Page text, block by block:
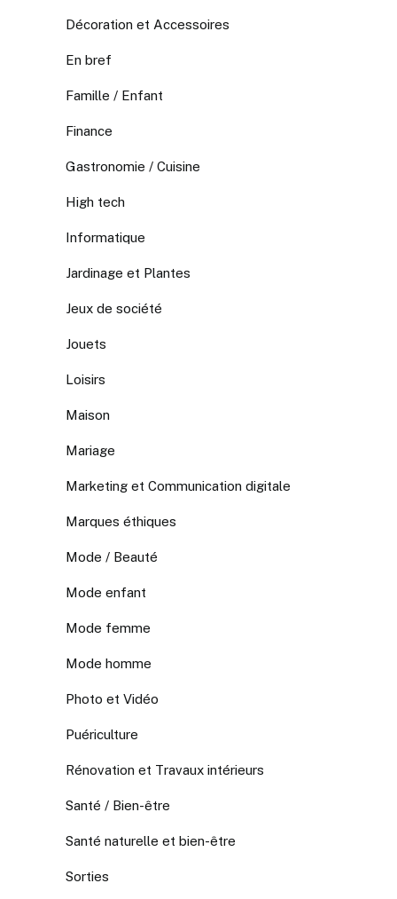
Décoration et Accessoires
En bref
Famille / Enfant
Finance
Gastronomie / Cuisine
High tech
Informatique
Jardinage et Plantes
Jeux de société
Jouets
Loisirs
Maison
Mariage
Marketing et Communication digitale
Marques éthiques
Mode / Beauté
Mode enfant
Mode femme
Mode homme
Photo et Vidéo
Puériculture
Rénovation et Travaux intérieurs
Santé / Bien-être
Santé naturelle et bien-être
Sorties